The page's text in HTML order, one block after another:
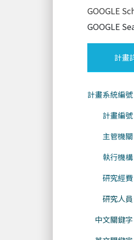
GOOGLE
GOOGLE
計畫
計畫系統編號
計畫編號
主管機關
執行機構
研究經費
研究人員
中文關鍵字